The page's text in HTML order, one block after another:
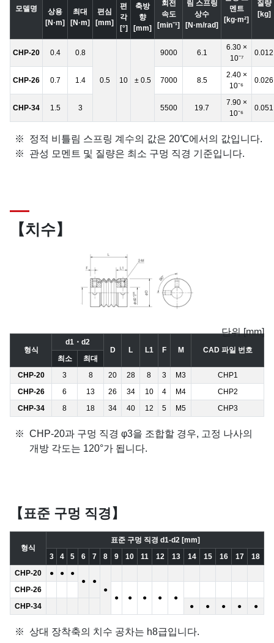
모델명
회전
속도
[min⁻¹]
림 스프링
상수
[N·m/rad]
멘트
[kg·m²]
질량
[kg]
상용
[N·m]
최대
[N·m]
편심
[mm]
편
각
[°]
축방
향
[mm]
CHP-20 0.4 0.8
0.5 10 ± 0.5
9000 6.1
6.30 ×
10⁻⁷
0.012
CHP-26 0.7 1.4 7000 8.5
2.40 ×
10⁻⁶
0.026
CHP-34 1.5 3 5500 19.7
7.90 ×
10⁻⁶
0.051
정적 비틀림 스프링 계수의 값은 20℃에서의 값입니다.
관성 모멘트 및 질량은 최소 구멍 직경 기준입니다.
【치수】
단위 [mm]
형식
d1・d2
D
L L1 F M
CAD 파일 번호
최소
최대
CHP-20
3 8 20 28 8 3 M3
CHP1
CHP-26
6 13 26 34 10 4 M4
CHP2
CHP-34
8 18 34 40 12 5 M5 CHP3
CHP-20과 구멍 직경 φ3을 조합할 경우, 고정 나사의
개방 각도는 120°가 됩니다.
【표준 구멍 직경】
형식
표준 구멍 직경 d1-d2 [mm]
3
4 5 6 7 8 9 10 11 12 13 14 15 16 17
18
CHP-20
● ●
●
●
●
●
CHP-26
●
● ● ●
●
CHP-34
● ● ● ● ●
상대 장착축의 치수 공차는 h8급입니다.